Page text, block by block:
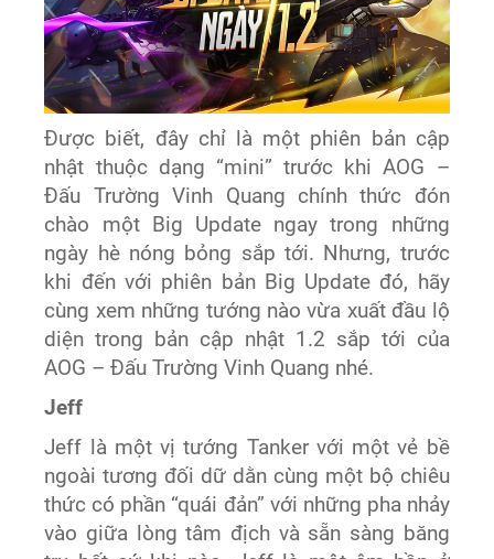
Được biết, đây chỉ là một phiên bản cập
nhật thuộc dạng “mini” trước khi AOG –
Đấu Trường Vinh Quang chính thức đón
chào một Big Update ngay trong những
ngày hè nóng bỏng sắp tới. Nhưng, trước
khi đến với phiên bản Big Update đó, hãy
cùng xem những tướng nào vừa xuất đầu lộ
diện trong bản cập nhật 1.2 sắp tới của
AOG – Đấu Trường Vinh Quang nhé.
Jeff
Jeff là một vị tướng Tanker với một vẻ bề
ngoài tương đối dữ dằn cùng một bộ chiêu
thức có phần “quái đản” với những pha nhảy
vào giữa lòng tâm địch và sẵn sàng băng